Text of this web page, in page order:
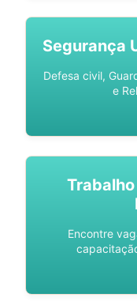
Segurança
Defesa civil,
e
Encontre